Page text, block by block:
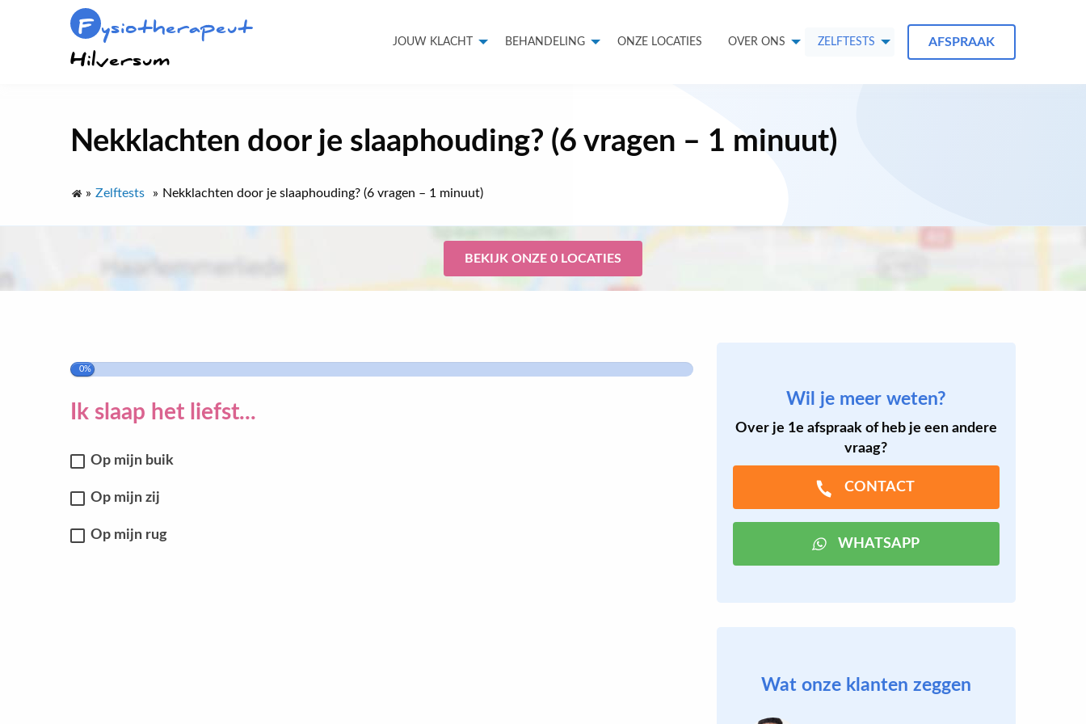
F ysiotherapeut
Hilversum
JOUW KLACHT BEHANDELING ONZE LOCATIES OVER ONS ZELFTESTS AFSPRAAK
Nekklachten door je slaaphouding? (6 vragen – 1 minuut)
» Zelftests » Nekklachten door je slaaphouding? (6 vragen – 1 minuut)
BEKIJK ONZE 0 LOCATIES
0%
Ik slaap het liefst...
Op mijn buik
Op mijn zij
Op mijn rug
Wil je meer weten?
Over je 1e afspraak of heb je een andere
vraag?
CONTACT
WHATSAPP
Wat onze klanten zeggen